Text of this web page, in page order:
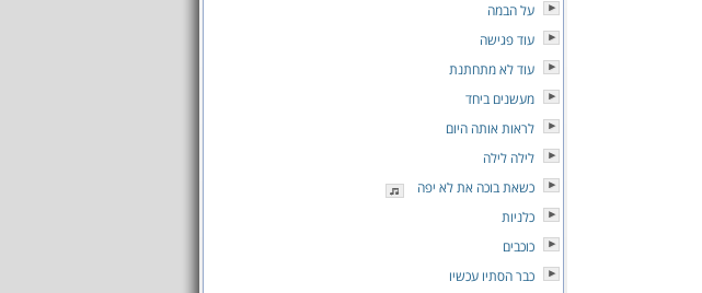
על הבמה
עוד פגישה
עוד לא מתחתנת
מעשנים ביחד
לראות אותה היום
לילה לילה
כשאת בוכה את לא יפה
כלניות
כוכבים
כבר הסתיו עכשיו